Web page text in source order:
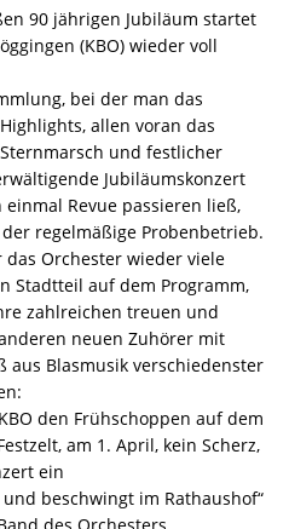
90 jährigen Jubiläum startet
(KBO) wieder voll
bei der man das
allen voran das
und festlicher
Jubiläumskonzert
Revue passieren ließ,
regelmäßige Probenbetrieb.
Orchester wieder viele
Stadtteil auf dem Programm,
zahlreichen treuen und
neuen Zuhörer mit
Blasmusik verschiedenster
den Frühschoppen auf dem
am 1. April, kein Scherz,
ein
beschwingt im Rathaushof“